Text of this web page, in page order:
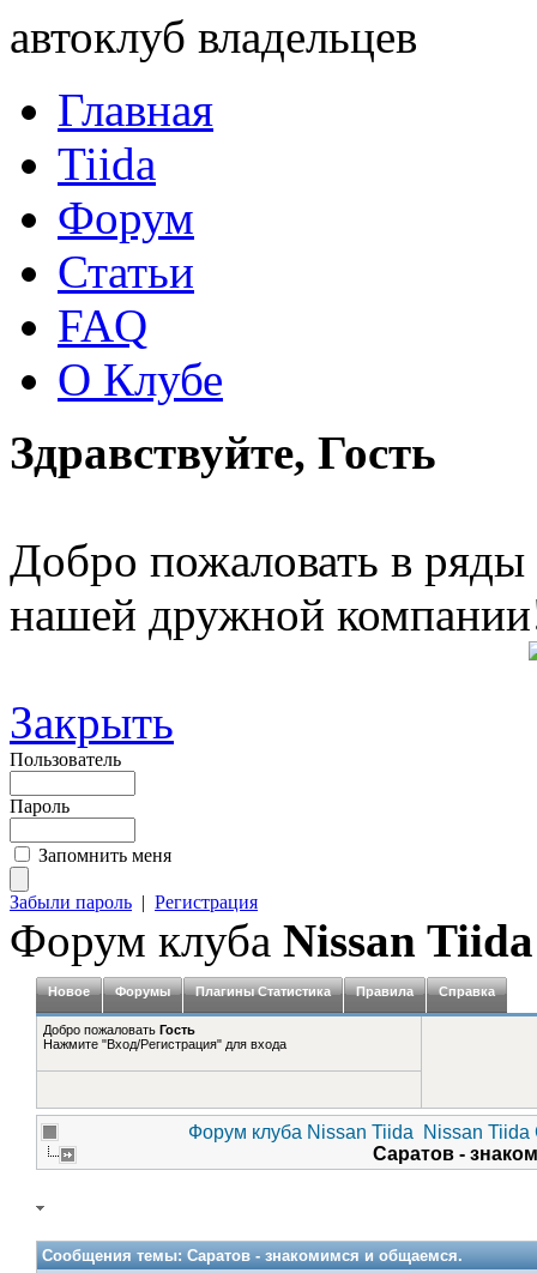
автоклуб владельцев
Главная
Tiida
Форум
Статьи
FAQ
О Клубе
Здравствуйте, Гость
Добро пожаловать в ряды
нашей дружной
Закрыть
Пользователь
Пароль
Запомнить меня
Забыли пароль | Регистрация
Форум клуба Nissan Tiida
Новое Форумы Плагины Статистика Правила Справка
Добро пожаловать Гость
Нажмите "Вход/Регистрация" для входа
Форум клуба Nissan Tiida
Nissan Tiida
Саратов -
Сообщения темы:Саратов - знакомимся и общаемся.